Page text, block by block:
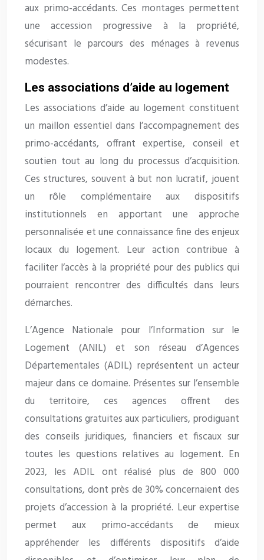
aux primo-accédants. Ces montages permettent
une accession progressive à la propriété,
sécurisant le parcours des ménages à revenus
modestes.
Les associations d’aide au logement
Les associations d’aide au logement constituent
un maillon essentiel dans l’accompagnement des
primo-accédants, offrant expertise, conseil et
soutien tout au long du processus d’acquisition.
Ces structures, souvent à but non lucratif, jouent
un rôle complémentaire aux dispositifs
institutionnels en apportant une approche
personnalisée et une connaissance fine des enjeux
locaux du logement. Leur action contribue à
faciliter l’accès à la propriété pour des publics qui
pourraient rencontrer des difficultés dans leurs
démarches.
L’Agence Nationale pour l’Information sur le
Logement (ANIL) et son réseau d’Agences
Départementales (ADIL) représentent un acteur
majeur dans ce domaine. Présentes sur l’ensemble
du territoire, ces agences offrent des
consultations gratuites aux particuliers, prodiguant
des conseils juridiques, financiers et fiscaux sur
toutes les questions relatives au logement. En
2023, les ADIL ont réalisé plus de 800 000
consultations, dont près de 30% concernaient des
projets d’accession à la propriété. Leur expertise
permet aux primo-accédants de mieux
appréhender les différents dispositifs d’aide